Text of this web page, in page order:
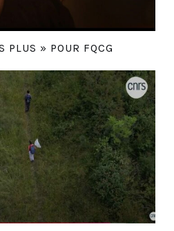
PLUS » POUR FQCG